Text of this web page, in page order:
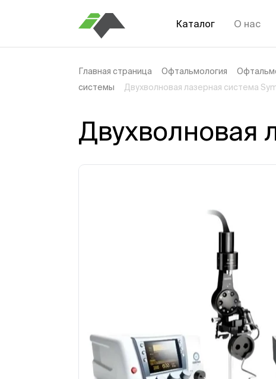
Каталог О нас
Главная страница Офтальмология
системы
Двухволновая лазерная система
Двухволновая